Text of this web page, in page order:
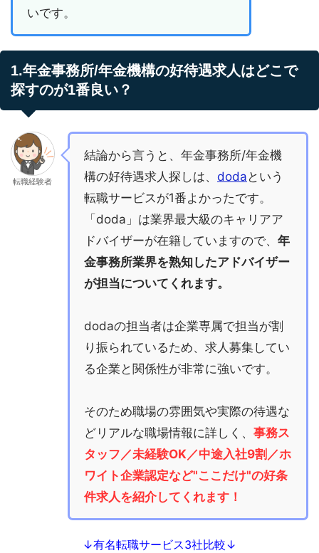
いです。
1.年金事務所/年金機構の好待遇求人はどこで
探すのが1番良い？
転職経験者
結論から言うと、年金事務所/年金機
構の好待遇求人探しは、 doda という
転職サービスが1番よかったです。
「doda」は業界最大級のキャリアア
ドバイザーが在籍していますので、 年
金事務所業界を熟知したアドバイザー
が担当についてくれます。
dodaの担当者は企業専属で担当が割
り振られているため、求人募集してい
る企業と関係性が非常に強いです。
そのため職場の雰囲気や実際の待遇な
どリアルな職場情報に詳しく、 事務ス
タッフ／未経験OK／中途入社9割／ホ
ワイト企業認定など"ここだけ"の好条
件求人を紹介してくれます！
↓有名転職サービス3社比較↓